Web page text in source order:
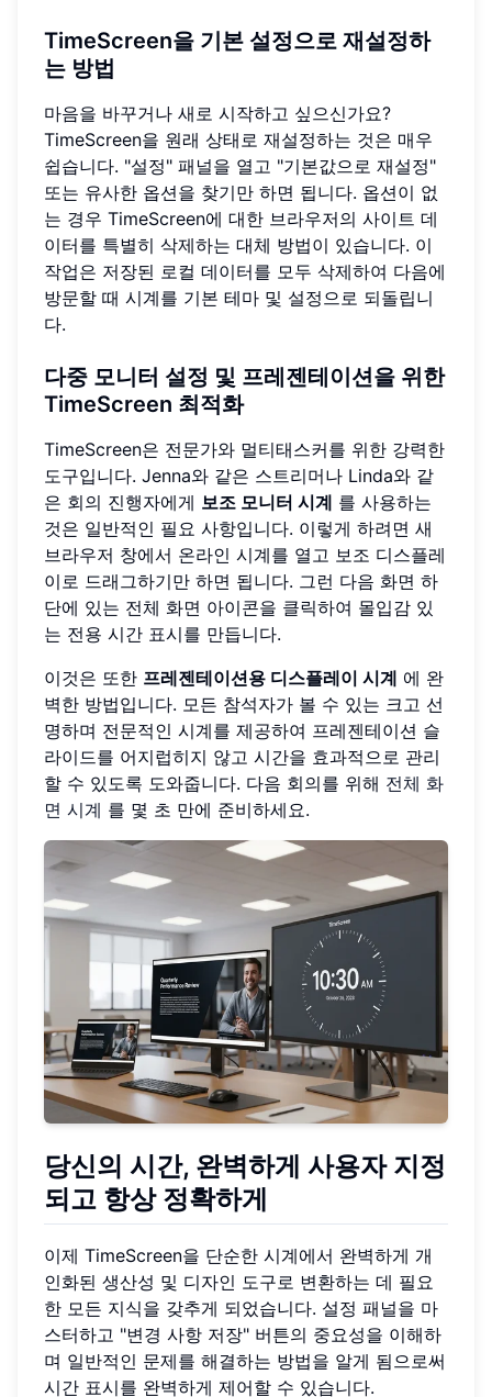
TimeScreen을 기본 설정으로 재설정하
는 방법
마음을 바꾸거나 새로 시작하고 싶으신가요?
TimeScreen을 원래 상태로 재설정하는 것은 매우
쉽습니다. "설정" 패널을 열고 "기본값으로 재설정"
또는 유사한 옵션을 찾기만 하면 됩니다. 옵션이 없
는 경우 TimeScreen에 대한 브라우저의 사이트 데
이터를 특별히 삭제하는 대체 방법이 있습니다. 이
작업은 저장된 로컬 데이터를 모두 삭제하여 다음에
방문할 때 시계를 기본 테마 및 설정으로 되돌립니
다.
다중 모니터 설정 및 프레젠테이션을 위한
TimeScreen 최적화
TimeScreen은 전문가와 멀티태스커를 위한 강력한
도구입니다. Jenna와 같은 스트리머나 Linda와 같
은 회의 진행자에게 보조 모니터 시계 를 사용하는
것은 일반적인 필요 사항입니다. 이렇게 하려면 새
브라우저 창에서 온라인 시계를 열고 보조 디스플레
이로 드래그하기만 하면 됩니다. 그런 다음 화면 하
단에 있는 전체 화면 아이콘을 클릭하여 몰입감 있
는 전용 시간 표시를 만듭니다.
이것은 또한 프레젠테이션용 디스플레이 시계 에 완
벽한 방법입니다. 모든 참석자가 볼 수 있는 크고 선
명하며 전문적인 시계를 제공하여 프레젠테이션 슬
라이드를 어지럽히지 않고 시간을 효과적으로 관리
할 수 있도록 도와줍니다. 다음 회의를 위해 전체 화
면 시계 를 몇 초 만에 준비하세요.
당신의 시간, 완벽하게 사용자 지정
되고 항상 정확하게
이제 TimeScreen을 단순한 시계에서 완벽하게 개
인화된 생산성 및 디자인 도구로 변환하는 데 필요
한 모든 지식을 갖추게 되었습니다. 설정 패널을 마
스터하고 "변경 사항 저장" 버튼의 중요성을 이해하
며 일반적인 문제를 해결하는 방법을 알게 됨으로써
시간 표시를 완벽하게 제어할 수 있습니다.